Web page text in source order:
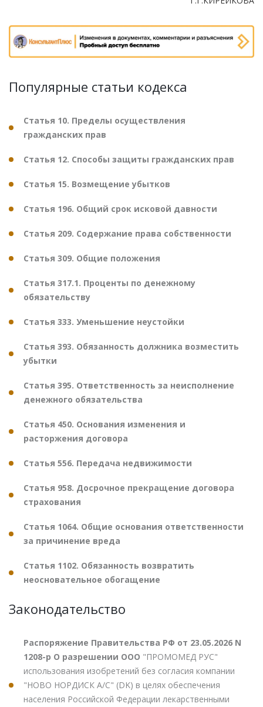
Популярные статьи кодекса
Статья 10. Пределы осуществления
гражданских прав
Статья 12. Способы защиты гражданских прав
Статья 15. Возмещение убытков
Статья 196. Общий срок исковой давности
Статья 209. Содержание права собственности
Статья 309. Общие положения
Статья 317.1. Проценты по денежному
обязательству
Статья 333. Уменьшение неустойки
Статья 393. Обязанность должника возместить
убытки
Статья 395. Ответственность за неисполнение
денежного обязательства
Статья 450. Основания изменения и
расторжения договора
Статья 556. Передача недвижимости
Статья 958. Досрочное прекращение договора
страхования
Статья 1064. Общие основания ответственности
за причинение вреда
Статья 1102. Обязанность возвратить
неосновательное обогащение
Законодательство
Распоряжение Правительства РФ от 23.05.2026 N
1208-р О разрешении ООО "ПРОМОМЕД РУС"
использования изобретений без согласия компании
"НОВО НОРДИСК А/С" (DK) в целях обеспечения
населения Российской Федерации лекарственными